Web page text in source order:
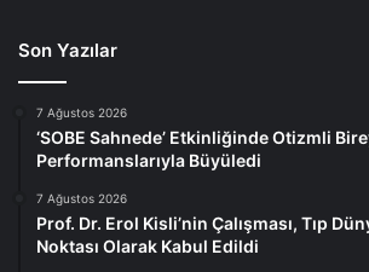
Son Yazılar
7 Ağustos 2026
‘SOBE Sahnede’ Etkinliğinde Otizmli
Performanslarıyla Büyüledi
7 Ağustos 2026
Prof. Dr. Erol Kisli’nin Çalışması, Tıp
Noktası Olarak Kabul Edildi